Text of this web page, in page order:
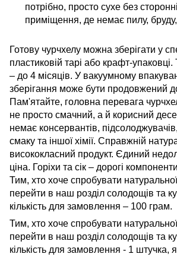
потрібно, просто сухе без
приміщення, де немає пилу, бруду,
Готову чурчхелу можна зберігати у
пластиковій тарі або крафт-упаковці.
– до 4 місяців. У вакуумному
зберігання може бути продовжений
Пам'ятайте, головна перевага
не просто смачний, а й корисний
немає консервантів,
смаку та іншої хімії. Справжній
висококласний продукт. Єдиний
ціна. Горіхи та сік – дорогі
Тим, хто хоче спробувати
перейти в наш розділ солодощів та
кількість для замовлення – 100 грам.
Тим, хто хоче спробувати
перейти в наш розділ солодощів та
кількість для замовлення - 1 штучка,